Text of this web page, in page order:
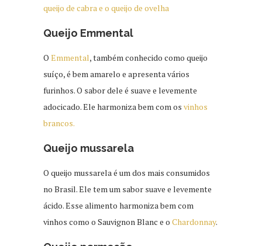
queijo de cabra e o queijo de ovelha
Queijo Emmental
O Emmental, também conhecido como queijo
suíço, é bem amarelo e apresenta vários
furinhos. O sabor dele é suave e levemente
adocicado. Ele harmoniza bem com os vinhos
brancos.
Queijo mussarela
O queijo mussarela é um dos mais consumidos
no Brasil. Ele tem um sabor suave e levemente
ácido. Esse alimento harmoniza bem com
vinhos como o Sauvignon Blanc e o Chardonnay.